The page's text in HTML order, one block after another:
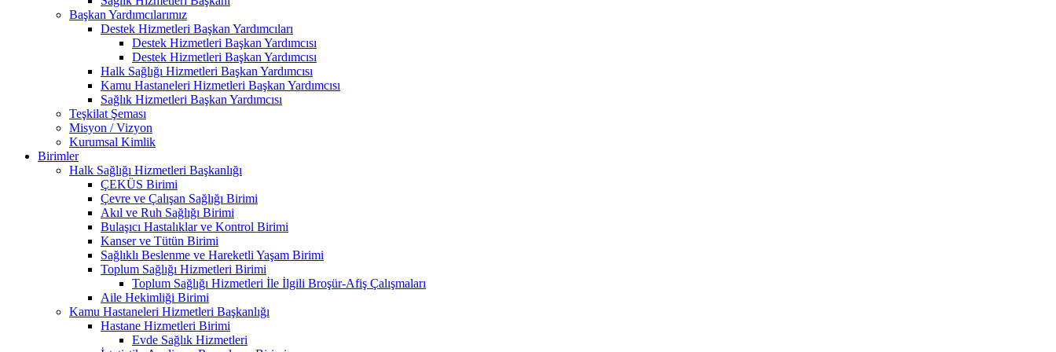
Başkan Yardımcılarımız
Destek Hizmetleri Başkan Yardımcıları
Destek Hizmetleri Başkan Yardımcısı
Destek Hizmetleri Başkan Yardımcısı
Halk Sağlığı Hizmetleri Başkan Yardımcısı
Kamu Hastaneleri Hizmetleri Başkan Yardımcısı
Sağlık Hizmetleri Başkan Yardımcısı
Teşkilat Şeması
Misyon / Vizyon
Kurumsal Kimlik
Birimler
Halk Sağlığı Hizmetleri Başkanlığı
ÇEKÜS Birimi
Çevre ve Çalışan Sağlığı Birimi
Akıl ve Ruh Sağlığı Birimi
Bulaşıcı Hastalıklar ve Kontrol Birimi
Kanser ve Tütün Birimi
Sağlıklı Beslenme ve Hareketli Yaşam Birimi
Toplum Sağlığı Hizmetleri Birimi
Toplum Sağlığı Hizmetleri İle İlgili Broşür-Afiş Çalışmaları
Aile Hekimliği Birimi
Kamu Hastaneleri Hizmetleri Başkanlığı
Hastane Hizmetleri Birimi
Evde Sağlık Hizmetleri